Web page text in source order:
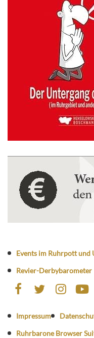
Events im Ruhrpott und
Revier-Derbybarometer
Impressum
Ruhrbarone Browser